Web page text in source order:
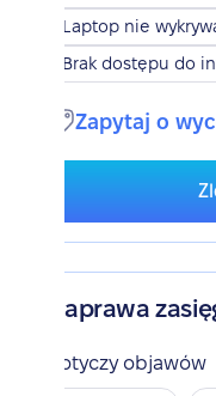
Laptop nie
Brak dostępu do
Zapytaj o
Naprawa
Dotyczy objawów